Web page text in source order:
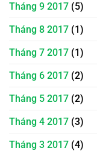
Tháng 9 2017 (5)
Tháng 8 2017 (1)
Tháng 7 2017 (1)
Tháng 6 2017 (2)
Tháng 5 2017 (2)
Tháng 4 2017 (3)
Tháng 3 2017 (4)